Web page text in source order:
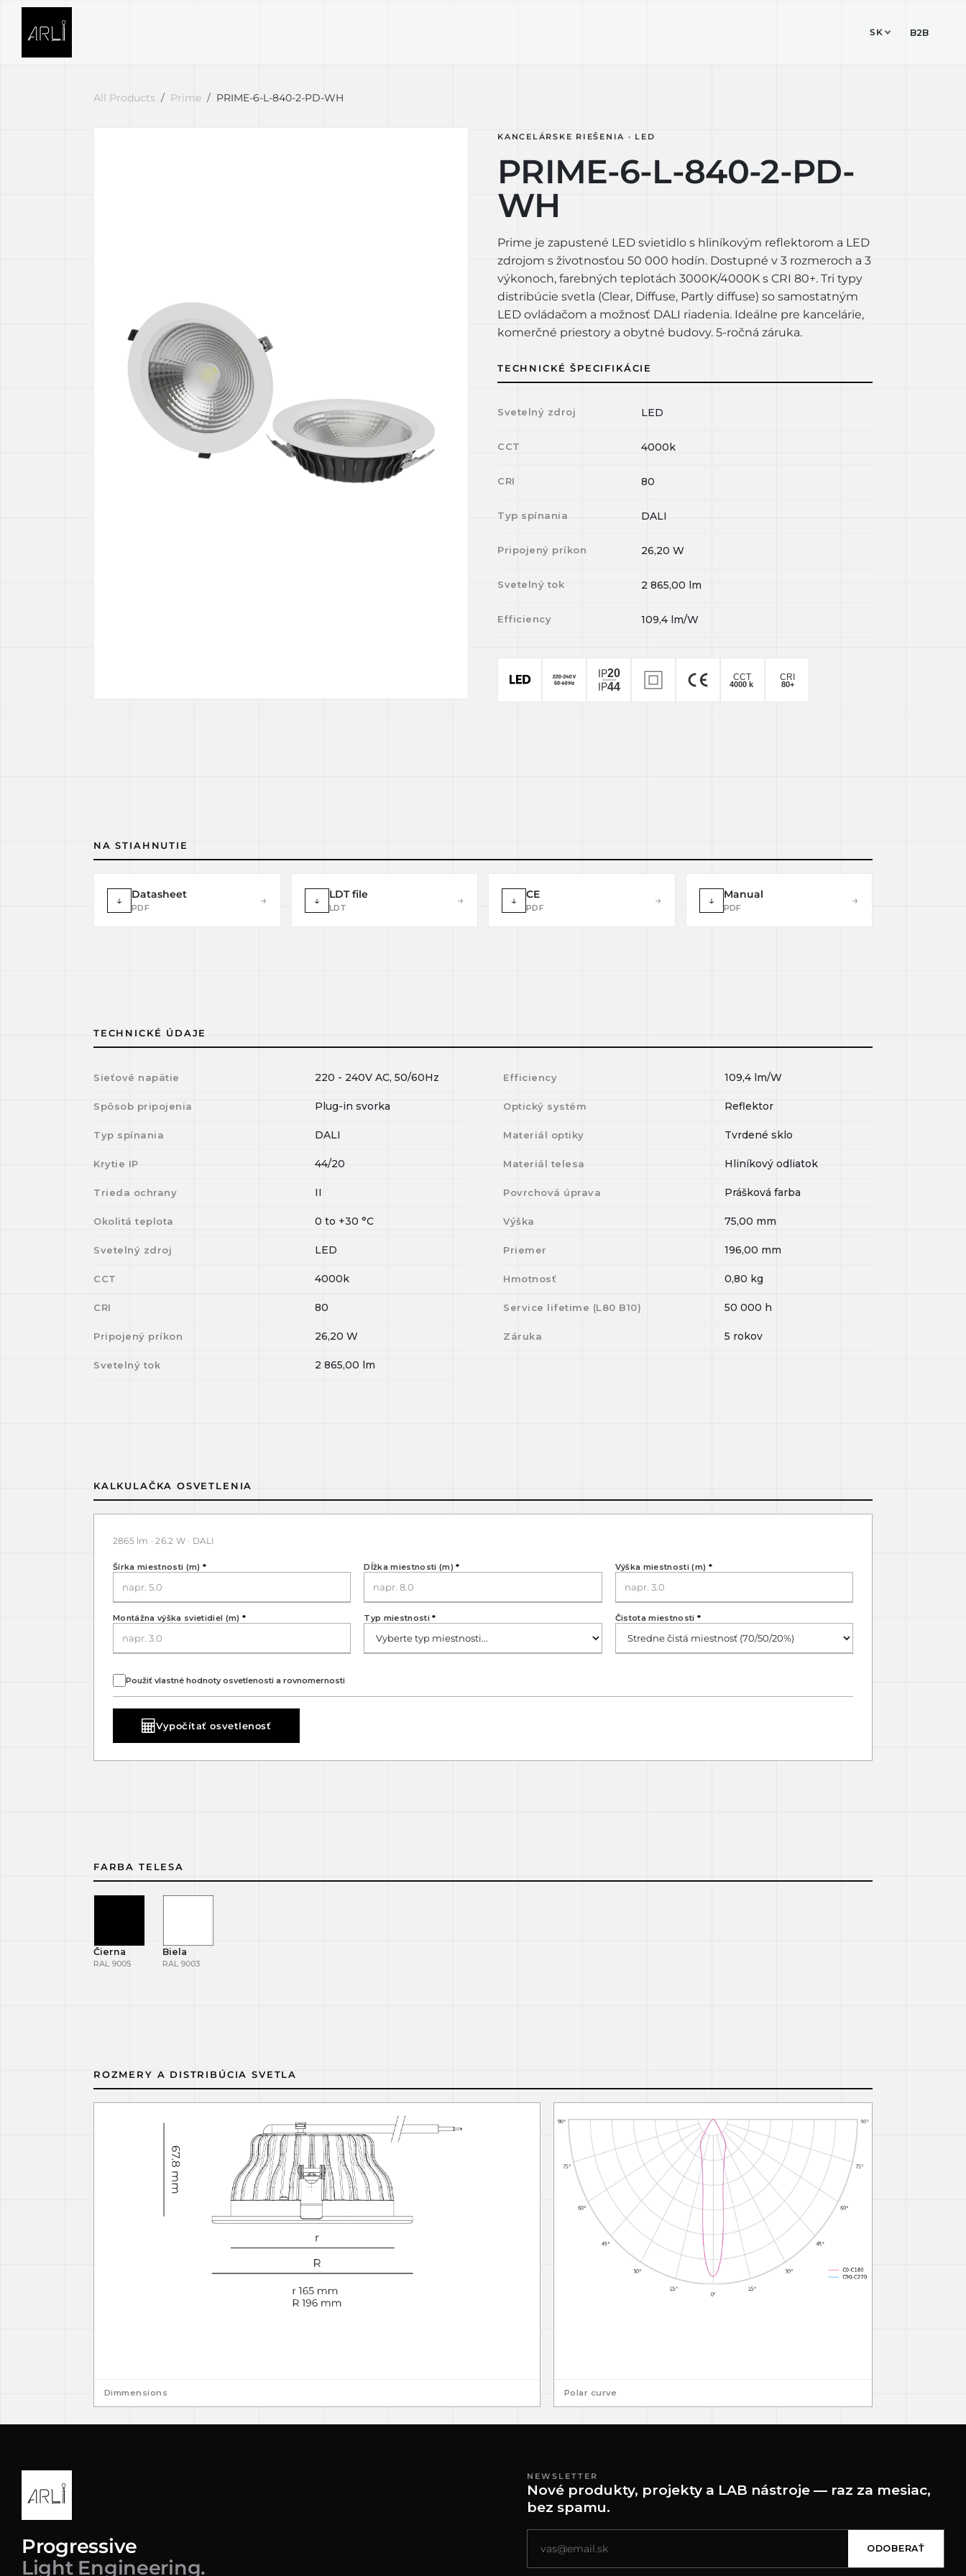
Skip to Content
SK B2B
All Products Prime PRIME-6-L-840-2-PD-WH
KANCELÁRSKE RIEŠENIA · LED
PRIME-6-L-840-2-PD-
WH
Prime je zapustené LED svietidlo s hliníkovým reflektorom a LED
zdrojom s životnosťou 50 000 hodín. Dostupné v 3 rozmeroch a 3
výkonoch, farebných teplotách 3000K/4000K s CRI 80+. Tri typy
distribúcie svetla (Clear, Diffuse, Partly diffuse) so samostatným
LED ovládačom a možnosť DALI riadenia. Ideálne pre kancelárie,
komerčné priestory a obytné budovy. 5-ročná záruka.
TECHNICKÉ ŠPECIFIKÁCIE
Svetelný zdroj LED
CCT 4000k
CRI 80
Typ spínania DALI
Pripojený príkon 26,20 W
Svetelný tok 2 865,00 lm
Efficiency 109,4 lm/W
NA STIAHNUTIE
↓ Datasheet
PDF
→ ↓ LDT file
LDT
→ ↓ CE
PDF
→ ↓ Manual
PDF
→
TECHNICKÉ ÚDAJE
Sieťové napätie 220 - 240V AC, 50/60Hz
Spôsob pripojenia Plug-in svorka
Typ spínania DALI
Krytie IP 44/20
Trieda ochrany II
Okolitá teplota 0 to +30 °C
Svetelný zdroj LED
CCT 4000k
CRI 80
Pripojený príkon 26,20 W
Svetelný tok 2 865,00 lm
Efficiency 109,4 lm/W
Optický systém Reflektor
Materiál optiky Tvrdené sklo
Materiál telesa Hliníkový odliatok
Povrchová úprava Prášková farba
Výška 75,00 mm
Priemer 196,00 mm
Hmotnosť 0,80 kg
Service lifetime (L80 B10) 50 000 h
Záruka 5 rokov
KALKULAČKA OSVETLENIA
2865 lm · 26.2 W · DALI
Šírka miestnosti (m) * Dĺžka miestnosti (m)* Výška miestnosti (m) *
Montážna výška svietidiel (m) * Typ miestnosti*
Použiť vlastné hodnoty osvetlenosti a rovnomernosti
Čistota miestnosti *
Vypočítať osvetlenosť
FARBA TELESA
Čierna
RAL 9005
Biela
RAL 9003
ROZMERY A DISTRIBÚCIA SVETLA
Dimmensions Polar curve
Progressive
Light Engineering.
NEWSLETTER
Nové produkty, projekty a LAB nástroje — raz za mesiac,
bez spamu.
ODOBERAŤ